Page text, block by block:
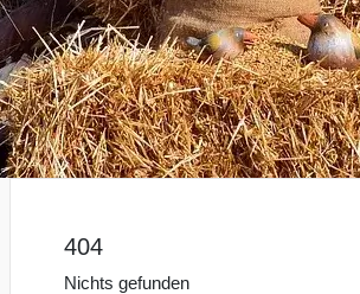
404
Nichts gefunden